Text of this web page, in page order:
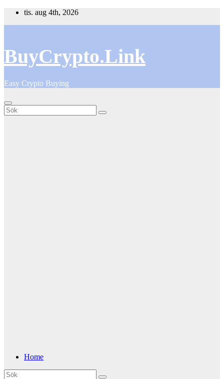
Hoppatis. aug 4th, 2026
BuyCrypto.Link
Easy Crypto Buying
Home